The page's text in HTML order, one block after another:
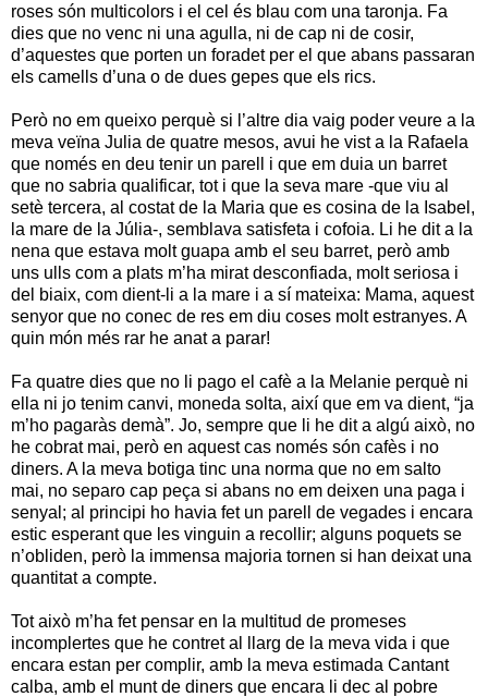
roses són multicolors i el cel és blau com una taronja. Fa
dies que no venc ni una agulla, ni de cap ni de cosir,
d’aquestes que porten un foradet per el que abans passaran
els camells d’una o de dues gepes que els rics.
Però no em queixo perquè si l’altre dia vaig poder veure a la
meva veïna Julia de quatre mesos, avui he vist a la Rafaela
que només en deu tenir un parell i que em duia un barret
que no sabria qualificar, tot i que la seva mare -que viu al
setè tercera, al costat de la Maria que es cosina de la Isabel,
la mare de la Júlia-, semblava satisfeta i cofoia. Li he dit a la
nena que estava molt guapa amb el seu barret, però amb
uns ulls com a plats m’ha mirat desconfiada, molt seriosa i
del biaix, com dient-li a la mare i a sí mateixa: Mama, aquest
senyor que no conec de res em diu coses molt estranyes. A
quin món més rar he anat a parar!
Fa quatre dies que no li pago el cafè a la Melanie perquè ni
ella ni jo tenim canvi, moneda solta, així que em va dient, “ja
m’ho pagaràs demà”. Jo, sempre que li he dit a algú això, no
he cobrat mai, però en aquest cas només són cafès i no
diners. A la meva botiga tinc una norma que no em salto
mai, no separo cap peça si abans no em deixen una paga i
senyal; al principi ho havia fet un parell de vegades i encara
estic esperant que les vinguin a recollir; alguns poquets se
n’obliden, però la immensa majoria tornen si han deixat una
quantitat a compte.
Tot això m’ha fet pensar en la multitud de promeses
incomplertes que he contret al llarg de la meva vida i que
encara estan per complir, amb la meva estimada Cantant
calba, amb el munt de diners que encara li dec al pobre